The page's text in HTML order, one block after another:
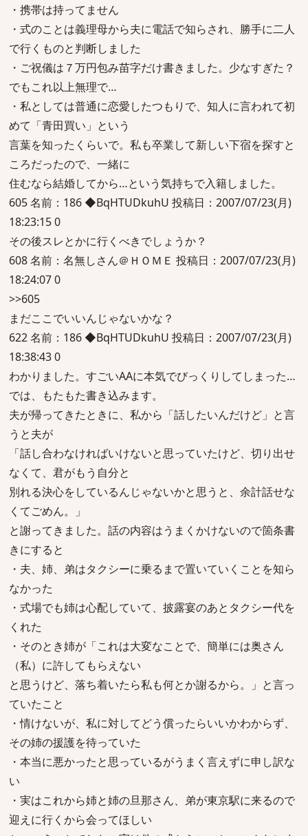
・携帯は持ってません
・式のことは義理母から夫に電話で知らされ、勝手に二人
で行くものと判断しました
・ご祝儀は７万円包み苗字だけ書きました。少なすぎた？
でもこれ以上無理で…
・私としては普通に恋愛したつもりで、知人に言われて初
めて「青田買い」という
言葉を知ったくらいで。私も卒業して新しい下宿を探すと
ころだったので、一緒に
住むなら結婚してから…という気持ちで入籍しました。
605 名前：186 ◆BqHTUDkuhU 投稿日：2007/07/23(月)
18:23:15 0
その後スレとかに行くべきでしょうか？
608 名前：名無しさん＠ＨＯＭＥ 投稿日：2007/07/23(月)
18:24:07 0
>>605
まだここでいいんじゃないかな？
622 名前：186 ◆BqHTUDkuhU 投稿日：2007/07/23(月)
18:38:43 0
わかりました。すごいAAに本気でびっくりしてしまった…
では、もたもた書き込みます。
夫が帰ってきたときに、私から「話したいんだけど」と言
うと夫が
「話し合わなければいけないと思っていたけど、切り出せ
なくて、君がもう自分と
別れる決心をしているんじゃないかと思うと、余計話せな
くてごめん。」
と謝ってきました。話の内容はうまくかけないので箇条書
きにすると
・夫、姉、弟はタクシーに乗るまで置いていくことを知ら
なかった
・式場でも姉は心配していて、披露宴のあとタクシー代を
くれた
・そのとき姉が「これは大変なことで、簡単には奥さん
（私）に許してもらえない
と思うけど、落ち着いたら私も何とか謝るから。」と言っ
ていたこと
・情けないが、私に対してどう償ったらいいかわからず、
その姉の援護を待っていた
・本当に悪かったと思っているがうまく言えずに申し訳な
い
・実はこれから姉と姉の旦那さん、弟が東京駅に来るので
迎えに行くから会ってほしい